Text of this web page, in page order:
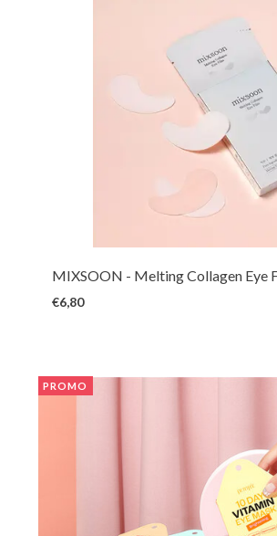
In een fractie van een seconde dringt het
diep door in de huid onder de ogen, waardoor
MIXSOON - Melting Collagen Eye
€6,80
PROMO